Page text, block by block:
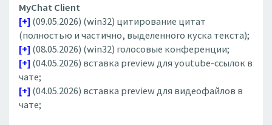
MyChat Client
[+] (09.05.2026) (win32) цитирование цитат
(полностью и частично, выделенного куска текста);
[+] (08.05.2026) (win32) голосовые конференции;
[+] (04.05.2026) вставка preview для youtube-ссылок в
чате;
[+] (04.05.2026) вставка preview для видеофайлов в
чате;